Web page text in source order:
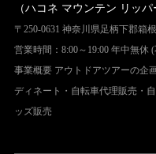
（ハコネ マウンテン リッパ
〒250-0631 神奈川県足柄下郡箱
営業時間：8:00～19:00 年中無休
事業概要 アウトドアツアーの企
ディネート・自転車代理販売・
ッズ販売